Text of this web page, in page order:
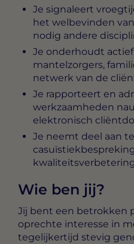
Je signaleert
het welbevinden
nodig andere
Je onderhoudt
mantelzorgers,
netwerk van de
Je rapporteert en
werkzaamheden
elektronisch
Je neemt deel aan
Wie ben jij?
Jij bent een betrokken
oprechte interesse in
tegelijkertijd stevig